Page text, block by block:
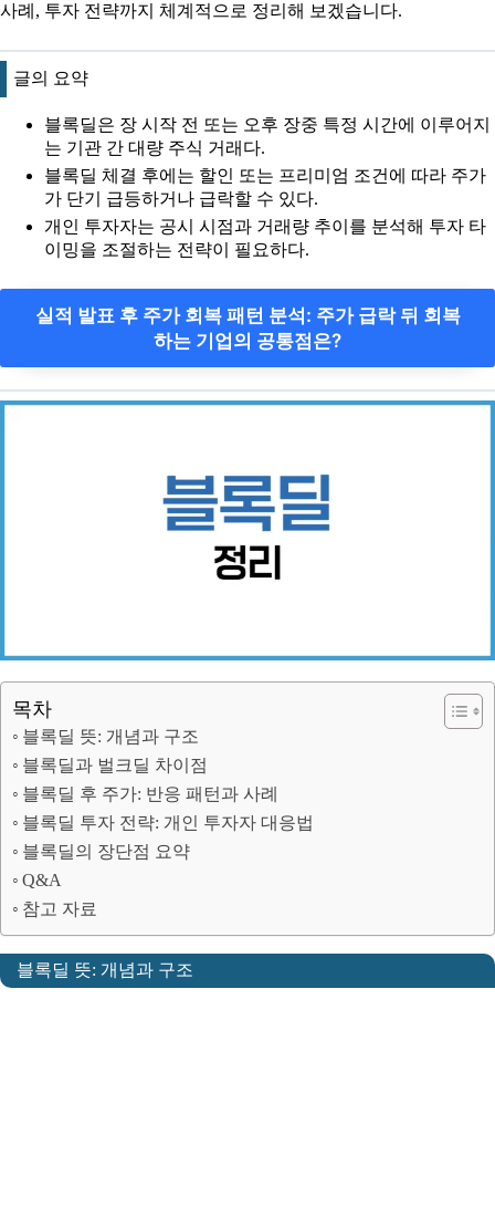
사례, 투자 전략까지 체계적으로 정리해 보겠습니다.
글의 요약
블록딜은 장 시작 전 또는 오후 장중 특정 시간에 이루어지
는 기관 간 대량 주식 거래다.
블록딜 체결 후에는 할인 또는 프리미엄 조건에 따라 주가
가 단기 급등하거나 급락할 수 있다.
개인 투자자는 공시 시점과 거래량 추이를 분석해 투자 타
이밍을 조절하는 전략이 필요하다.
실적 발표 후 주가 회복 패턴 분석: 주가 급락 뒤 회복
하는 기업의 공통점은?
목차
블록딜 뜻: 개념과 구조
블록딜과 벌크딜 차이점
블록딜 후 주가: 반응 패턴과 사례
블록딜 투자 전략: 개인 투자자 대응법
블록딜의 장단점 요약
Q&A
참고 자료
블록딜 뜻: 개념과 구조